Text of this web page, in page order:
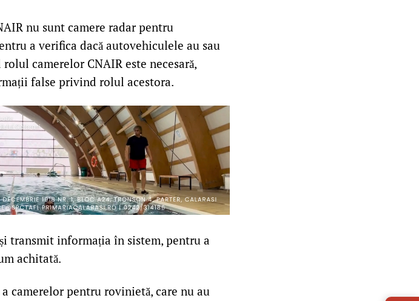
nu sunt camere radar pentru
a verifica dacă autovehiculele au sau
camerelor CNAIR este necesară,
false privind rolul acestora.
transmit informația în sistem, pentru a
achitată.
a camerelor pentru rovinietă, care nu au